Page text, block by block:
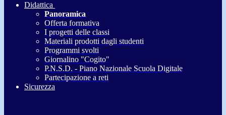
Didattica
Panoramica
Offerta formativa
I progetti delle classi
Materiali prodotti dagli studenti
Programmi svolti
Giornalino "Cogito"
P.N.S.D. - Piano Nazionale Scuola Digitale
Partecipazione a reti
Sicurezza